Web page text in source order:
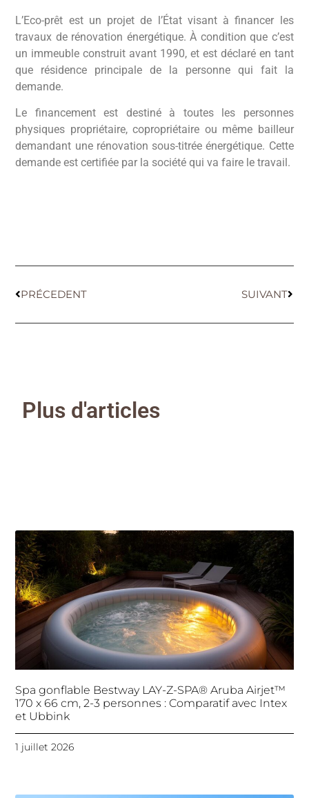
L’Eco-prêt est un projet de l’État visant à financer les
travaux de rénovation énergétique. À condition que c’est
un immeuble construit avant 1990, et est déclaré en tant
que résidence principale de la personne qui fait la
demande.
Le financement est destiné à toutes les personnes
physiques propriétaire, copropriétaire ou même bailleur
demandant une rénovation sous-titrée énergétique. Cette
demande est certifiée par la société qui va faire le travail.
PRÉCEDENT SUIVANT
Plus d'articles
Spa gonflable Bestway LAY-Z-SPA® Aruba Airjet™
170 x 66 cm, 2-3 personnes : Comparatif avec Intex
et Ubbink
1 juillet 2026